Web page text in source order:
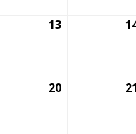
13
20 21